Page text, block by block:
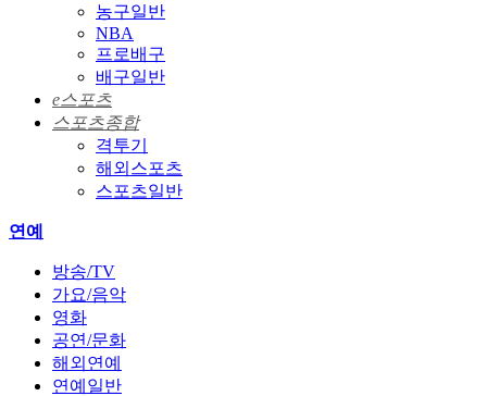
농구일반
NBA
프로배구
배구일반
e스포츠
스포츠종합
격투기
해외스포츠
스포츠일반
연예
방송/TV
가요/음악
영화
공연/문화
해외연예
연예일반